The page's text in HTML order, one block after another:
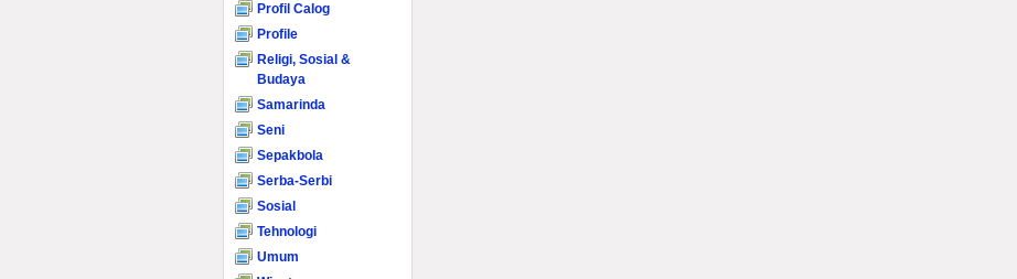
Profil Calog
Profile
Religi, Sosial &
Budaya
Samarinda
Seni
Sepakbola
Serba-Serbi
Sosial
Tehnologi
Umum